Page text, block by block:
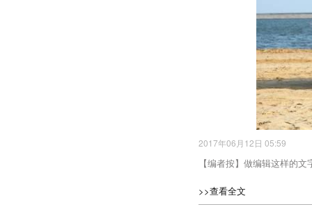
2017年06月12日 05:59
【编者按】做编辑这样的
>>查看全文